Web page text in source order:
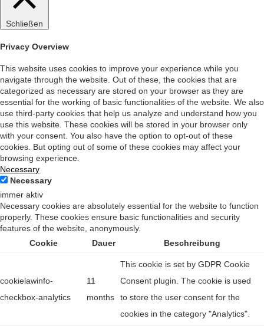
Schließen
Privacy Overview
This website uses cookies to improve your experience while you
navigate through the website. Out of these, the cookies that are
categorized as necessary are stored on your browser as they are
essential for the working of basic functionalities of the website. We also
use third-party cookies that help us analyze and understand how you
use this website. These cookies will be stored in your browser only
with your consent. You also have the option to opt-out of these
cookies. But opting out of some of these cookies may affect your
browsing experience.
Necessary
Necessary
immer aktiv
Necessary cookies are absolutely essential for the website to function
properly. These cookies ensure basic functionalities and security
features of the website, anonymously.
Cookie
Dauer Beschreibung
cookielawinfo-
checkbox-analytics
11
months
This cookie is set by GDPR Cookie
Consent plugin. The cookie is used
to store the user consent for the
cookies in the category "Analytics".